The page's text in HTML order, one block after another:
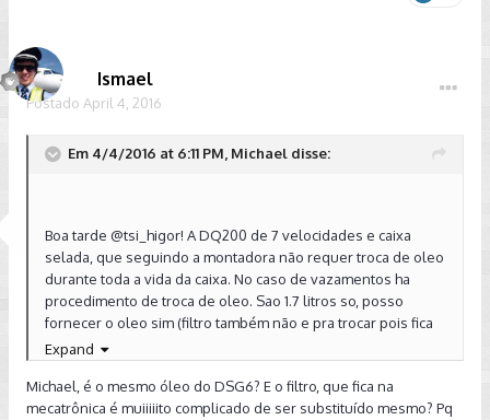
Ismael
Postado April 4, 2016
Em 4/4/2016 at 6:11 PM, Michael disse:
Boa tarde @tsi_higor! A DQ200 de 7 velocidades e caixa
selada, que seguindo a montadora não requer troca de oleo
durante toda a vida da caixa. No caso de vazamentos ha
procedimento de troca de oleo. Sao 1.7 litros so, posso
fornecer o oleo sim (filtro também não e pra trocar pois fica
na mecatronica).
Expand
Michael, é o mesmo óleo do DSG6? E o filtro, que fica na
mecatrônica é muiiiiito complicado de ser substituído mesmo? Pq